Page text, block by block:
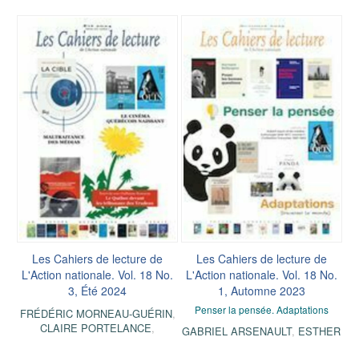
Les Cahiers de lecture de
L'Action nationale. Vol. 18 No.
3, Été 2024
FRÉDÉRIC MORNEAU-GUÉRIN,
CLAIRE PORTELANCE,
Les Cahiers de lecture de
L'Action nationale. Vol. 18 No.
1, Automne 2023
Penser la pensée. Adaptations
GABRIEL ARSENAULT, ESTHER